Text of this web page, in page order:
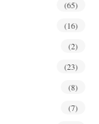
(65)
(16)
(2)
(23)
(8)
(7)